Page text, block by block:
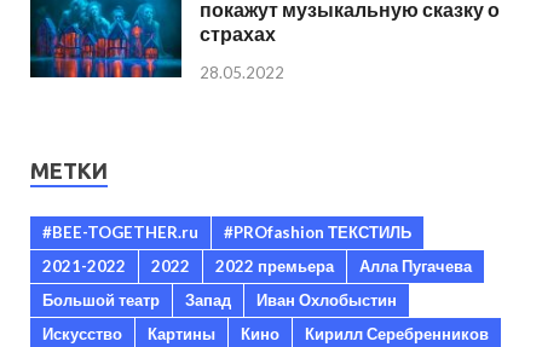
покажут музыкальную сказку о
страхах
28.05.2022
МЕТКИ
#BEE-TOGETHER.ru
#PROfashion ТЕКСТИЛЬ
2021-2022
2022 2022 премьера
Алла Пугачева
Большой театр
Запад
Иван Охлобыстин
Искусство
Картины Кино
Кирилл Серебренников